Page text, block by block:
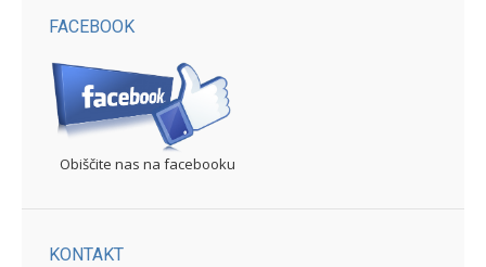
FACEBOOK
Obiščite nas na facebooku
KONTAKT